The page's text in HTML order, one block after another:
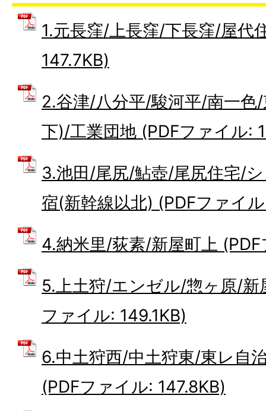
1.元長窪/上長窪/下長窪/屋代
147.7KB)
2.谷津/八分平/駿河平/南一色
下)/工業団地 (PDFファイル:
3.池田/尾尻/鮎壺/尾尻住宅/
宿(新幹線以北) (PDFファイ
4.納米里/荻素/新屋町上
5.上土狩/エンゼル/惣ヶ原/新
ファイル: 149.1KB)
6.中土狩西/中土狩東/東レ自
(PDFファイル: 147.8KB)